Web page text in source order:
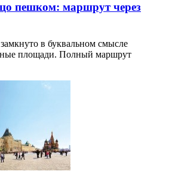
пешком: маршрут через
в буквальном смысле
площади. Полный маршрут